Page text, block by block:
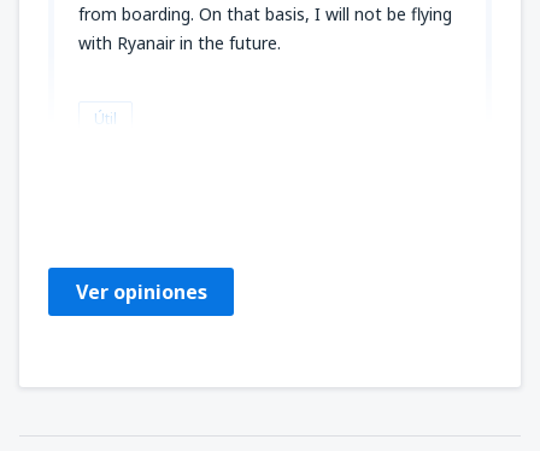
from boarding. On that basis, I will not be flying
with Ryanair in the future.
Útil
Ver opiniones